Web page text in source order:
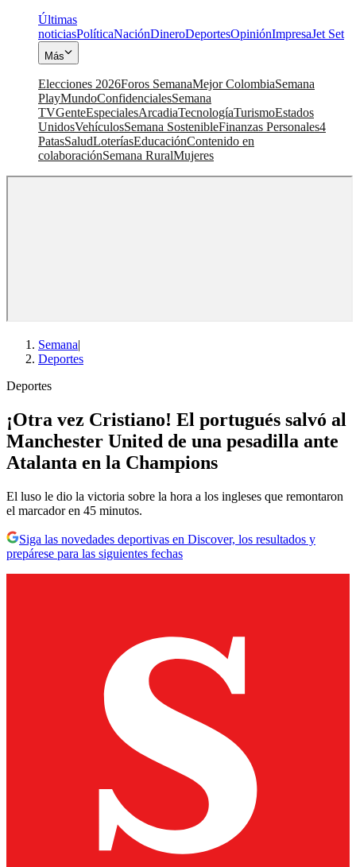
Últimas
noticiasPolíticaNaciónDineroDeportesOpiniónImpresaJet Set
Más
Elecciones 2026Foros SemanaMejor ColombiaSemana
PlayMundoConfidencialesSemana
TVGenteEspecialesArcadiaTecnologíaTurismoEstados
UnidosVehículosSemana SostenibleFinanzas Personales4
PatasSaludLoteríasEducaciónContenido en
colaboraciónSemana RuralMujeres
Semana|
Deportes
Deportes
¡Otra vez Cristiano! El portugués salvó al
Manchester United de una pesadilla ante
Atalanta en la Champions
El luso le dio la victoria sobre la hora a los ingleses que remontaron
el marcador en 45 minutos.
Siga las novedades deportivas en Discover, los resultados y
prepárese para las siguientes fechas